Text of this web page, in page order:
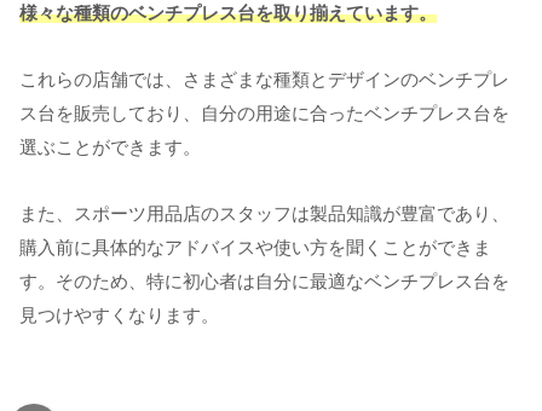
様々な種類のベンチプレス台を取り揃えています。
これらの店舗では、さまざまな種類とデザインのベンチプレ
ス台を販売しており、自分の用途に合ったベンチプレス台を
選ぶことができます。
また、スポーツ用品店のスタッフは製品知識が豊富であり、
購入前に具体的なアドバイスや使い方を聞くことができま
す。そのため、特に初心者は自分に最適なベンチプレス台を
見つけやすくなります。